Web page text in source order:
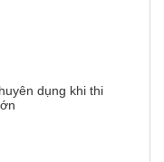
dụng khi thi